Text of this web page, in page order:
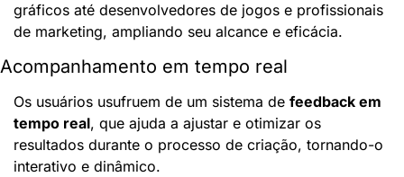
gráficos até desenvolvedores de jogos e profissionais
de marketing, ampliando seu alcance e eficácia.
Acompanhamento em tempo real
Os usuários usufruem de um sistema de feedback em
tempo real, que ajuda a ajustar e otimizar os
resultados durante o processo de criação, tornando-o
interativo e dinâmico.